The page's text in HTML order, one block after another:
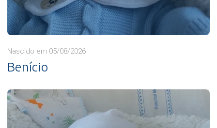
Nascido em 05/08/2026
Benício